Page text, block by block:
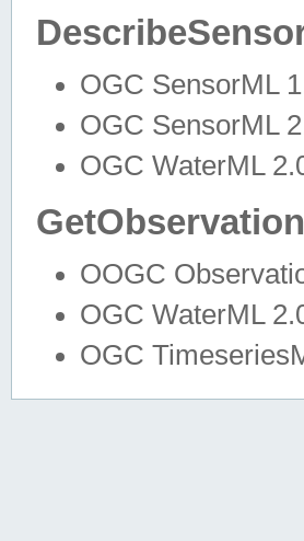
OGC SensorML
OGC SensorML
OGC WaterML
GetObservation
OOGC
OGC WaterML
OGC